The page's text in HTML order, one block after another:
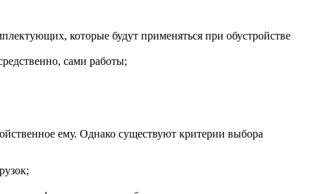
которые будут применяться при обустройстве
сами работы;
ему. Однако существуют критерии выбора